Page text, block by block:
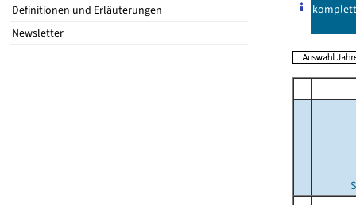
Definitionen und Erläuterungen
Newsletter
komplett